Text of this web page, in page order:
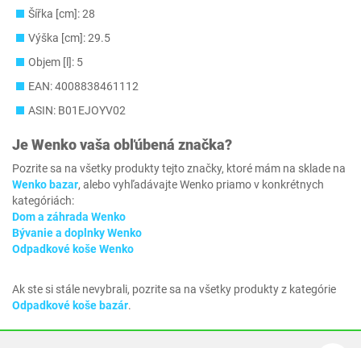
Šířka [cm]: 28
Výška [cm]: 29.5
Objem [l]: 5
EAN: 4008838461112
ASIN: B01EJOYV02
JeWenkovaša obľúbená značka?
Pozrite sa na všetky produkty tejto značky, ktoré mám na sklade na
Wenko bazar, alebo vyhľadávajte Wenko priamo v konkrétnych
kategóriách:
Dom a záhrada Wenko
Bývanie a doplnky Wenko
Odpadkové koše Wenko
Ak ste si stále nevybrali, pozrite sa na všetky produkty z kategórie
Odpadkové koše bazár.